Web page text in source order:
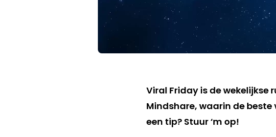
Viral Friday is de
Mindshare, waarin de beste
een tip? Stuur ‘m op!